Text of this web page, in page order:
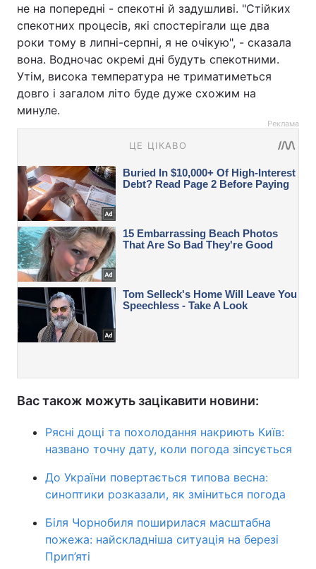
не на попередні - спекотні й задушливі. "Стійких
спекотних процесів, які спостерігали ще два
роки тому в липні-серпні, я не очікую", - сказала
вона. Водночас окремі дні будуть спекотними.
Утім, висока температура не триматиметься
довго і загалом літо буде дуже схожим на
минуле.
Реклама
Вас також можуть зацікавити новини:
Рясні дощі та похолодання накриють Київ:
названо точну дату, коли погода зіпсується
До України повертається типова весна:
синоптики розказали, як зміниться погода
Біля Чорнобиля поширилася масштабна
пожежа: найскладніша ситуація на березі
Прип’яті